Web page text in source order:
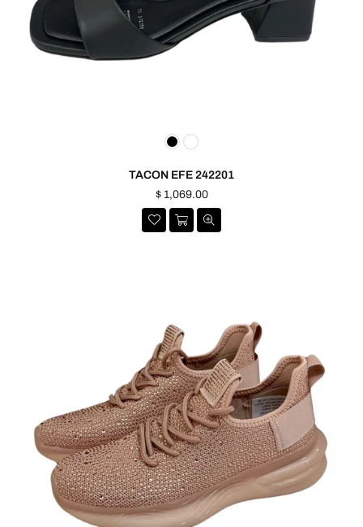
TACON EFE 242201
Precio
habitual
$ 1,069.00